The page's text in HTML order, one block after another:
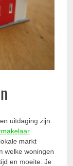
uitdaging zijn.
markt
welke woningen
en moeite. Je